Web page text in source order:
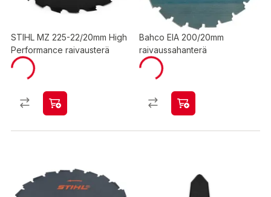
STIHL MZ 225-22/20mm High
Performance raivausterä
Bahco EIA 200/20mm
raivaussahanterä